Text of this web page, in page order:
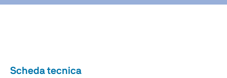
Scheda tecnica